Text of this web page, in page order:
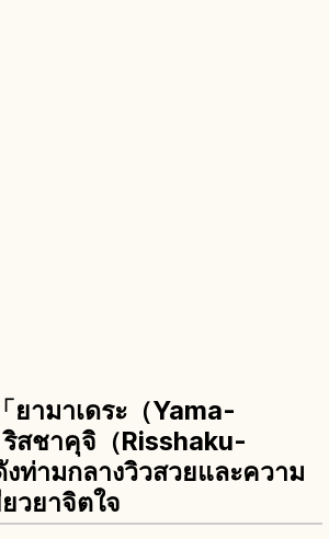
ยามาเดระ（Yama-
สชาคุจิ（Risshaku-
งท่ามกลางวิวสวยและความ
วยาจิตใจ